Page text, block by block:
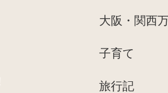
大阪・関西
子育て
旅行記